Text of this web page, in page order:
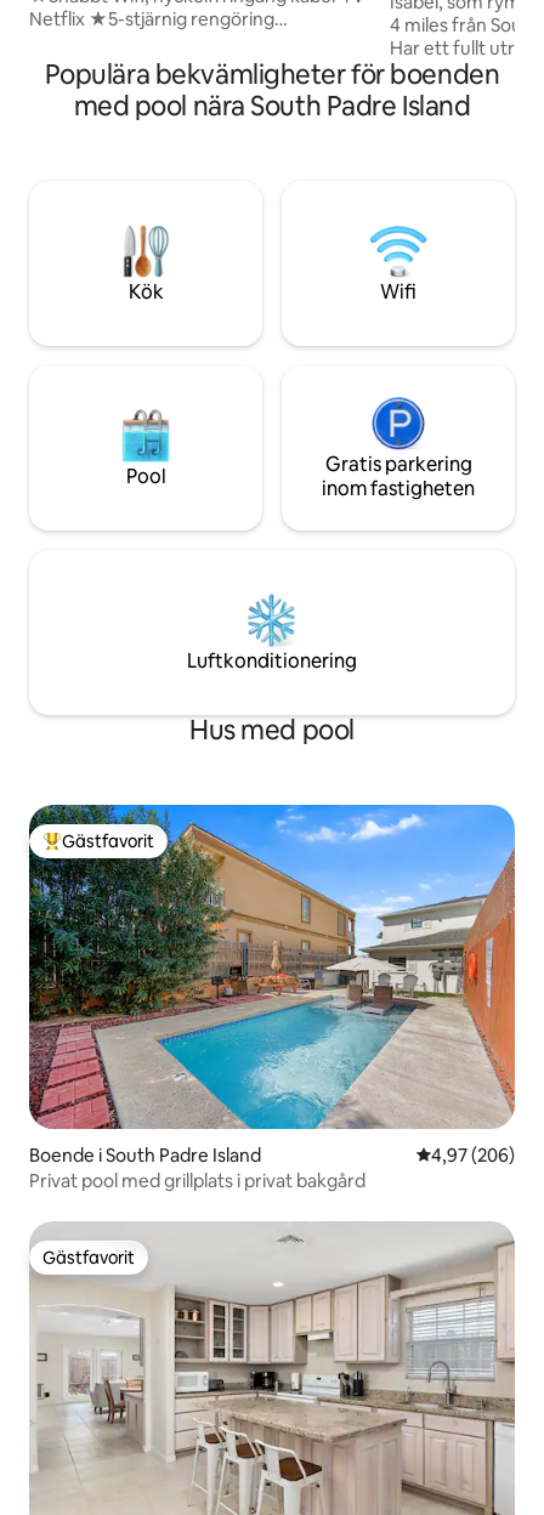
Netflix ★5-stjärnig rengöring
fönster från tak till golv ★Massor av
butiker/restauranger på gångavstånd.
★Uppvärmd pool, bubbelpool och
★Motoriserade persienner erbjuder
avskildhet ★Fullt utrustat kök med allt
du behöver. ★Bekväm säng = Din
perfekta plats
4 miles från
Har ett fullt
en primär svit
badrum och TV.
en full säng med
tillåtna • Inga
ALLA gäster vara
familjer
Populära bekvämligheter för boenden
med pool nära South Padre Island
Kök Wifi
Pool
Gratis parkering
inom fastigheten
Luftkonditionering
Hus med pool
Populär gästfavorit
Gästfavorit
Boende i South Padre Island 4,97 av 5 i
4,97 (206)
Privat pool med grillplats i privat bakgård
Gästfavorit
Gästfavorit